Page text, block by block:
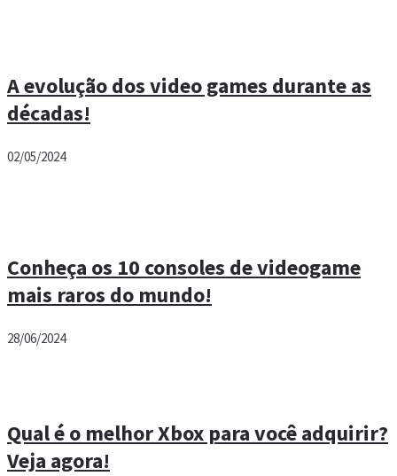
A evolução dos video games durante as
décadas!
02/05/2024
Conheça os 10 consoles de videogame
mais raros do mundo!
28/06/2024
Qual é o melhor Xbox para você adquirir?
Veja agora!